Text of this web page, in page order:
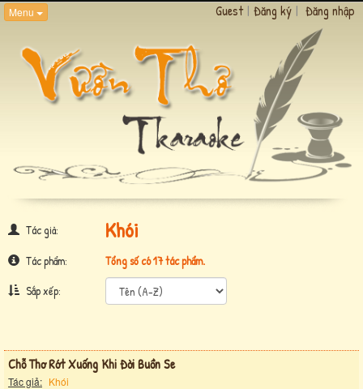
Menu Guest | Đăng ký | Đăng nhập
Tác giả: Khói
Tác phẩm:
Tổng số có 17 tác phẩm.
Sắp xếp:
Chỗ Thơ Rớt Xuống Khi Đời Buồn Se
Tác giả: Khói